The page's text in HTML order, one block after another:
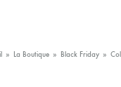
» La Boutique » Black Friday »